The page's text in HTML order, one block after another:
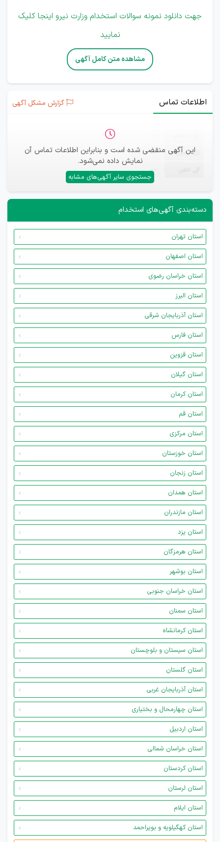
جهت دانلود نمونه سوالات استخدام وزارت نیرو اینجا کلیک
نمایید
مشاهده متن کامل آگهی
اطلاعات تماس گزارش مشکل آگهی
این آگهی منقضی شده است و بنابراین اطلاعات تماس آن
نمایش داده نمی‌شود.
جستجوی سایر آگهی‌های مشابه
ایمیل —
—
دسته‌بندی آگهی‌های استخدام
استان تهران
استان اصفهان
استان خراسان رضوی
استان البرز
استان آذربایجان شرقی
استان فارس
استان قزوین
استان گیلان
استان کرمان
استان قم
استان مرکزی
استان خوزستان
استان زنجان
استان همدان
استان مازندران
استان یزد
استان هرمزگان
استان بوشهر
استان خراسان جنوبی
استان سمنان
استان کرمانشاه
استان سیستان و بلوچستان
استان گلستان
استان آذربایجان غربی
استان چهارمحال و بختیاری
استان اردبیل
استان خراسان شمالی
استان کردستان
استان لرستان
استان ایلام
استان کهگیلویه و بویراحمد